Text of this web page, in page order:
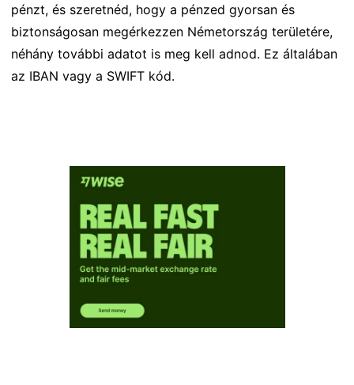
pénzt, és szeretnéd, hogy a pénzed gyorsan és
biztonságosan megérkezzen Németország területére,
néhány további adatot is meg kell adnod. Ez általában
az IBAN vagy a SWIFT kód.